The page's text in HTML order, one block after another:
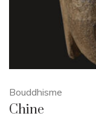
Bouddhisme
Chine